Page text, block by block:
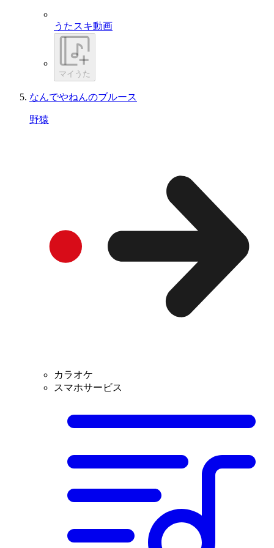
うたスキ動画
マイうた
なんでやねんのブルース
野猿
カラオケ
スマホサービス